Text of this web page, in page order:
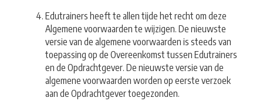
Edutrainers heeft te allen tijde het recht om deze
Algemene voorwaarden te wijzigen. De nieuwste
versie van de algemene voorwaarden is steeds van
toepassing op de Overeenkomst tussen Edutrainers
en de Opdrachtgever. De nieuwste versie van de
algemene voorwaarden worden op eerste verzoek
aan de Opdrachtgever toegezonden.